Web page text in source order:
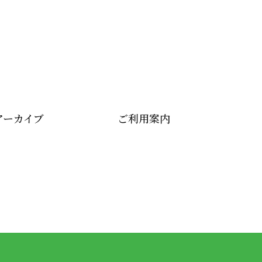
カイブ ご利用案内